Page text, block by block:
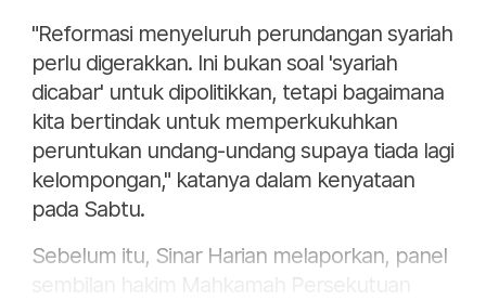
"Reformasi menyeluruh perundangan syariah
perlu digerakkan. Ini bukan soal 'syariah
dicabar' untuk dipolitikkan, tetapi bagaimana
kita bertindak untuk memperkukuhkan
peruntukan undang-undang supaya tiada lagi
kelompongan," katanya dalam kenyataan
pada Sabtu.
Sebelum itu, Sinar Harian melaporkan, panel
sembilan hakim Mahkamah Persekutuan